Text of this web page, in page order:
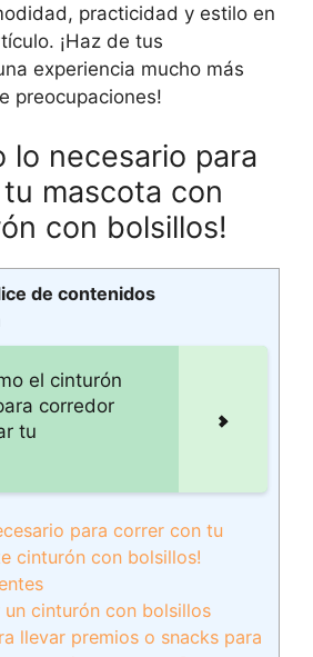
practicidad y estilo en
¡Haz de tus
experiencia mucho más
preocupaciones!
lo necesario para
mascota con
con bolsillos!
de contenidos
el cinturón
corredor
tu
para correr con tu
cinturón con bolsillos!
un cinturón con bolsillos
llevar premios o snacks para